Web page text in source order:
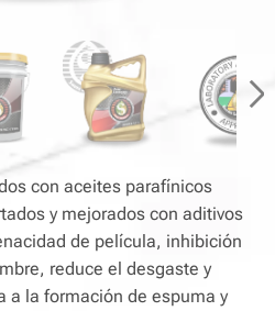
con aceites parafínicos
y mejorados con aditivos
de película, inhibición
reduce el desgaste y
a la formación de espuma y